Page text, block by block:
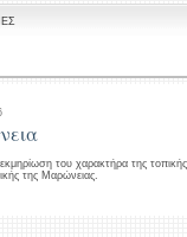
του χαρακτήρα της
της Μαρώνειας.